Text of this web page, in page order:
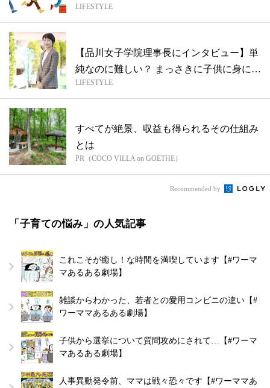
LIFESTYLE
【品川女子学院理事長にインタビュー】単
純なのに難しい？ まっさきに子供に身につ
け...
LIFESTYLE
すべてが絶景、収益も得られるその仕組み
とは
PR（COCO VILLA on GOETHE）
Recommended by
「子育ての悩み」の人気記事
これこそが癒し！な時間を満喫しています【#ワーマ
マあるある劇場】
雑談からわかった、若者との愛用コンビニの違い【#
ワーママあるある劇場】
子供から選挙について質問攻めにされて…【#ワーマ
マあるある劇場】
人事異動発令前、ママは戦々恐々です【#ワーママあ